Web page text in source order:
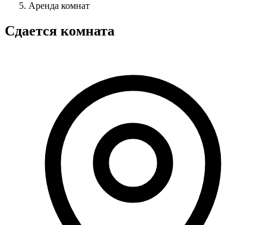
Аренда комнат
Сдается комната